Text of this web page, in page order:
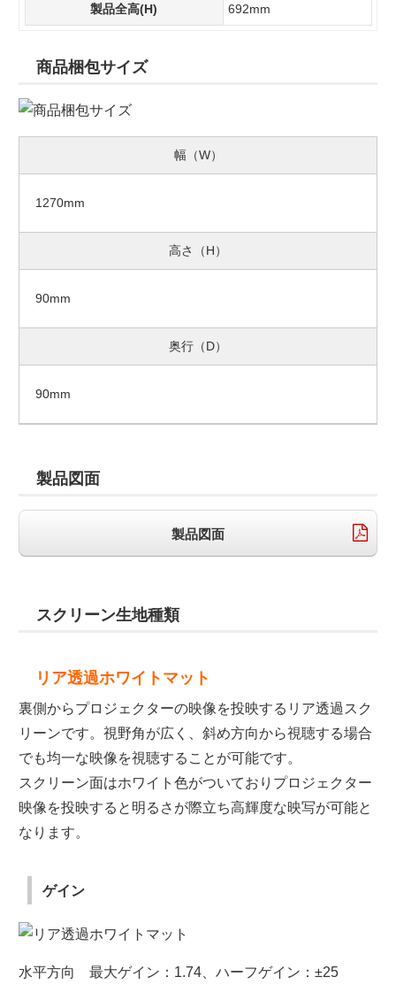
製品全高(H) 692mm
商品梱包サイズ
幅（W）
1270mm
高さ（H）
90mm
奥行（D）
90mm
製品図面
製品図面
スクリーン生地種類
リア透過ホワイトマット
裏側からプロジェクターの映像を投映するリア透過スク
リーンです。視野角が広く、斜め方向から視聴する場合
でも均一な映像を視聴することが可能です。
スクリーン面はホワイト色がついておりプロジェクター
映像を投映すると明るさが際立ち高輝度な映写が可能と
なります。
ゲイン
水平方向 最大ゲイン：1.74、ハーフゲイン：±25